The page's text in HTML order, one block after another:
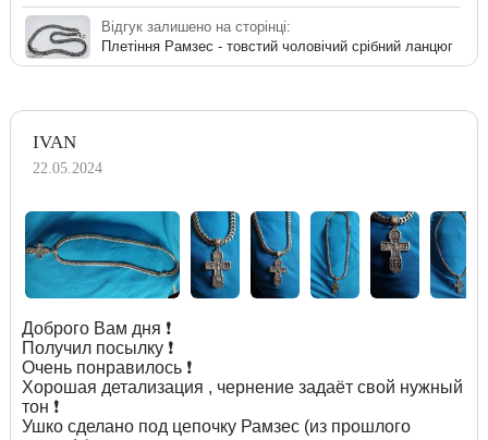
Відгук залишено на сторінці:
Плетіння Рамзес - товстий чоловічий срібний ланцюг
IVAN
22.05.2024
Доброго Вам дня ❗️
Получил посылку ❗️
Очень понравилось ❗️
Хорошая детализация , чернение задаёт свой нужный
тон ❗️
Ушко сделано под цепочку Рамзес (из прошлого